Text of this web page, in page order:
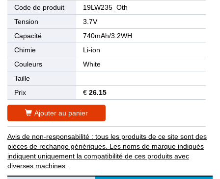
Code de produit
19LW235_Oth
Tension
3.7V
Capacité
740mAh/3.2WH
Chimie
Li-ion
Couleurs
White
Taille
Prix
€ 26.15
Ajouter au panier
Avis de non-responsabilité : tous les produits de ce site sont des
pièces de rechange génériques. Les noms de marque indiqués
indiquent uniquement la compatibilité de ces produits avec
diverses machines.